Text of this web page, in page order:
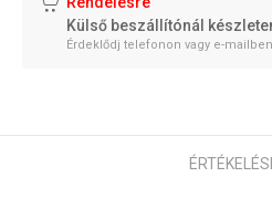
Külső beszállítónál
Érdeklődj telefonon vagy e-